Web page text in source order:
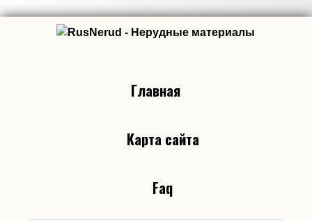
Главная
Карта сайта
Faq